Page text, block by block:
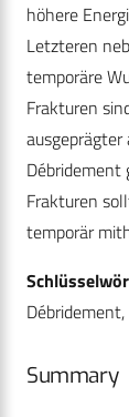
höhere
Letzteren
temporäre
Frakturen
Frakturen
temporär
Summary